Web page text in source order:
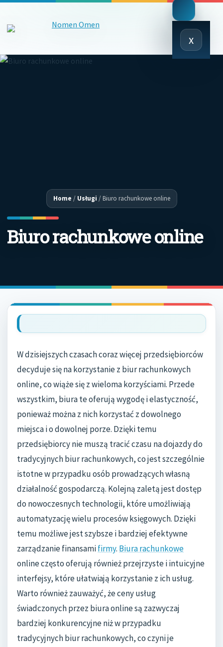
x
Close
Menu
Home / Usługi /Biuro rachunkowe online
Biuro rachunkowe online
W dzisiejszych czasach coraz więcej przedsiębiorców
decyduje się na korzystanie z biur rachunkowych
online, co wiąże się z wieloma korzyściami. Przede
wszystkim, biura te oferują wygodę i elastyczność,
ponieważ można z nich korzystać z dowolnego
miejsca i o dowolnej porze. Dzięki temu
przedsiębiorcy nie muszą tracić czasu na dojazdy do
tradycyjnych biur rachunkowych, co jest szczególnie
istotne w przypadku osób prowadzących własną
działalność gospodarczą. Kolejną zaletą jest dostęp
do nowoczesnych technologii, które umożliwiają
automatyzację wielu procesów księgowych. Dzięki
temu możliwe jest szybsze i bardziej efektywne
zarządzanie finansamifirmy. Biura rachunkowe
online często oferują również przejrzyste i intuicyjne
interfejsy, które ułatwiają korzystanie z ich usług.
Warto również zauważyć, że ceny usług
świadczonych przez biura online są zazwyczaj
bardziej konkurencyjne niż w przypadku
tradycyjnych biur rachunkowych, co czyni je